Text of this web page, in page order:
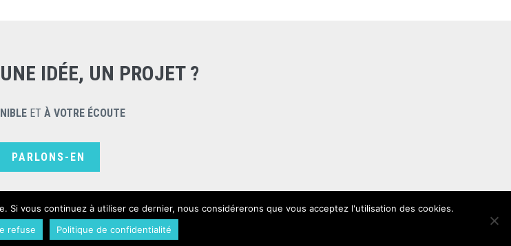
IDÉE, UN PROJET ?
ET À VOTRE ÉCOUTE
PARLONS-EN
vous continuez à utiliser ce dernier, nous considérerons que vous acceptez l'utilisation des cookies.
refuse Politique de confidentialité